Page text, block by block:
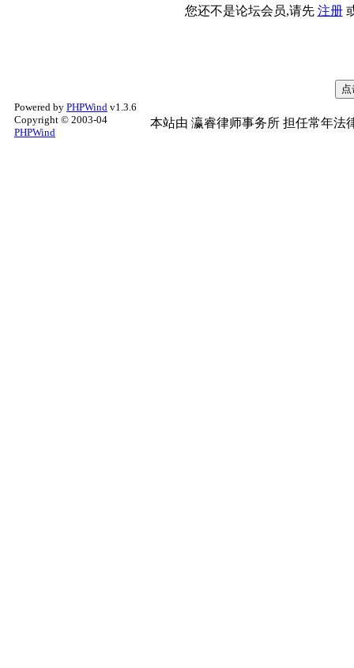
您还不是论坛会员,请先 注册
Powered by PHPWind v1.3.6
Copyright © 2003-04
PHPWind
本站由 瀛睿律师事务所 担任常年法